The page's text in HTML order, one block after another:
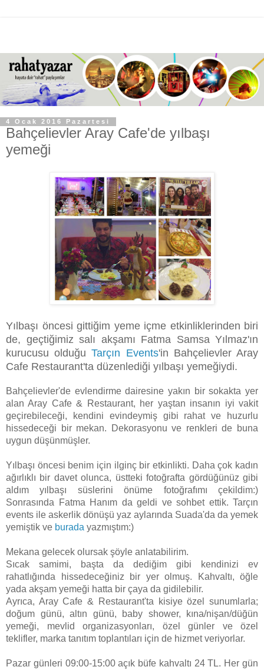
4 Ocak 2016 Pazartesi
Bahçelievler Aray Cafe'de yılbaşı
yemeği
Yılbaşı öncesi gittiğim yeme içme etkinliklerinden biri
de, geçtiğimiz salı akşamı Fatma Samsa Yılmaz'ın
kurucusu olduğuTarçın Events'in Bahçelievler Aray
Cafe Restaurant'ta düzenlediği yılbaşı yemeğiydi.
Bahçelievler'de evlendirme dairesine yakın bir sokakta yer
alan Aray Cafe & Restaurant, her yaştan insanın iyi vakit
geçirebileceği, kendini evindeymiş gibi rahat ve huzurlu
hissedeceği bir mekan. Dekorasyonu ve renkleri de buna
uygun düşünmüşler.
Yılbaşı öncesi benim için ilginç bir etkinlikti. Daha çok kadın
ağırlıklı bir davet olunca, üstteki fotoğrafta gördüğünüz gibi
aldım yılbaşı süslerini önüme fotoğrafımı çekildim:)
Sonrasında Fatma Hanım da geldi ve sohbet ettik. Tarçın
events ile askerlik dönüşü yaz aylarında Suada'da da yemek
yemiştik ve burada yazmıştım:)
Mekana gelecek olursak şöyle anlatabilirim.
Sıcak samimi, başta da dediğim gibi kendinizi ev
rahatlığında hissedeceğiniz bir yer olmuş. Kahvaltı, öğle
yada akşam yemeği hatta bir çaya da gidilebilir.
Ayrıca, Aray Cafe & Restaurant'ta kisiye özel sunumlarla;
doğum günü, altın günü, baby shower, kına/nişan/düğün
yemeği, mevlid organizasyonları, özel günler ve özel
teklifler, marka tanıtım toplantıları için de hizmet veriyorlar.
Pazar günleri 09:00-15:00 açık büfe kahvaltı 24 TL. Her gün